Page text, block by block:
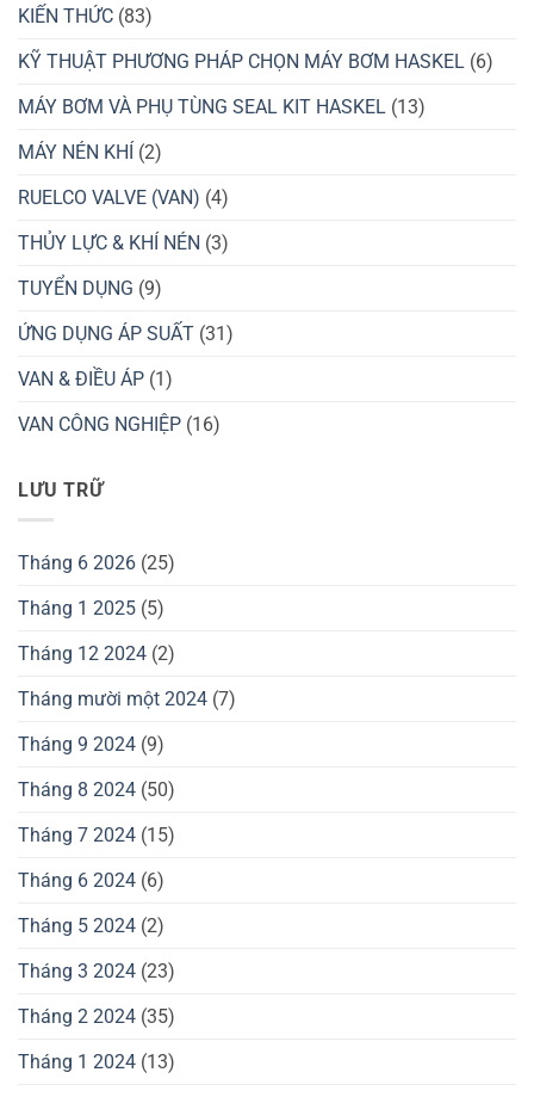
KIẾN THỨC (83)
KỸ THUẬT PHƯƠNG PHÁP CHỌN MÁY BƠM HASKEL (6)
MÁY BƠM VÀ PHỤ TÙNG SEAL KIT HASKEL (13)
MÁY NÉN KHÍ (2)
RUELCO VALVE (VAN) (4)
THỦY LỰC & KHÍ NÉN (3)
TUYỂN DỤNG (9)
ỨNG DỤNG ÁP SUẤT (31)
VAN & ĐIỀU ÁP (1)
VAN CÔNG NGHIỆP (16)
LƯU TRỮ
Tháng 6 2026 (25)
Tháng 1 2025 (5)
Tháng 12 2024 (2)
Tháng mười một 2024 (7)
Tháng 9 2024 (9)
Tháng 8 2024 (50)
Tháng 7 2024 (15)
Tháng 6 2024 (6)
Tháng 5 2024 (2)
Tháng 3 2024 (23)
Tháng 2 2024 (35)
Tháng 1 2024 (13)